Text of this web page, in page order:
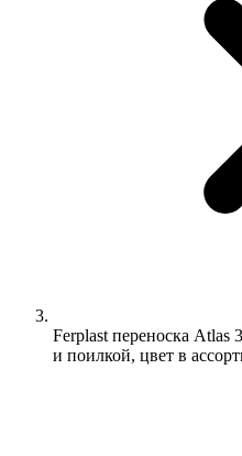
Ferplast переноска Atlas
и поилкой, цвет в